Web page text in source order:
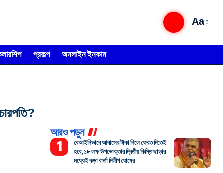
Aa
প্রকল্প অনলাইন ইনকাম
আরও পড়ুন
বেআইনিভাবে আবাসের টাকা নিলে ফেরত দিতেই
হবে, ১৮ লক্ষ উপভোক্তার দ্বিতীয় কিস্তি ছাড়ার
মধ্যেই কড়া বার্তা দিলীপ ঘোষের